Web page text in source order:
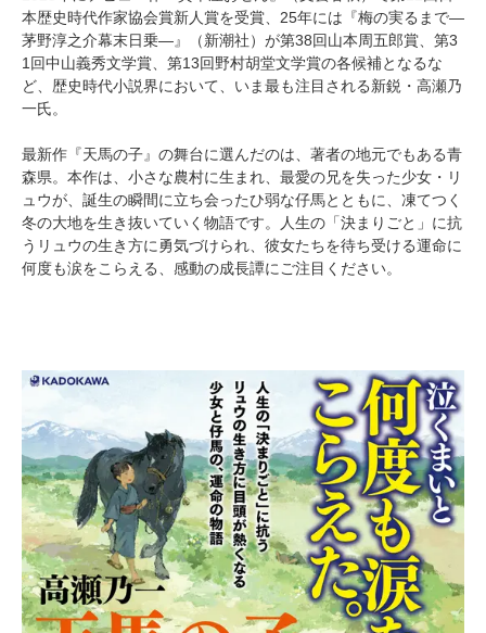
本歴史時代作家協会賞新人賞を受賞、25年には『梅の実るまで―
茅野淳之介幕末日乗―』（新潮社）が第38回山本周五郎賞、第3
1回中山義秀文学賞、第13回野村胡堂文学賞の各候補となるな
ど、歴史時代小説界において、いま最も注目される新鋭・高瀬乃
一氏。
最新作『天馬の子』の舞台に選んだのは、著者の地元でもある青
森県。本作は、小さな農村に生まれ、最愛の兄を失った少女・リ
ュウが、誕生の瞬間に立ち会ったひ弱な仔馬とともに、凍てつく
冬の大地を生き抜いていく物語です。人生の「決まりごと」に抗
うリュウの生き方に勇気づけられ、彼女たちを待ち受ける運命に
何度も涙をこらえる、感動の成長譚にご注目ください。